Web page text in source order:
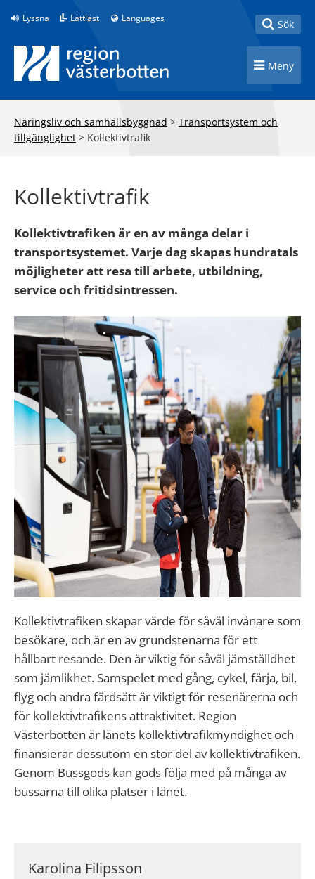
Till innehåll på sidan
Lyssna Lättläst Languages Toggle
Sök
Toggle
Meny
Näringsliv och samhällsbyggnad > Transportsystem och
tillgänglighet > Kollektivtrafik
Kollektivtrafik
Kollektivtrafiken är en av många delar i
transportsystemet. Varje dag skapas hundratals
möjligheter att resa till arbete, utbildning,
service och fritidsintressen.
Kollektivtrafiken skapar värde för såväl invånare som
besökare, och är en av grundstenarna för ett
hållbart resande. Den är viktig för såväl jämställdhet
som jämlikhet. Samspelet med gång, cykel, färja, bil,
flyg och andra färdsätt är viktigt för resenärerna och
för kollektivtrafikens attraktivitet. Region
Västerbotten är länets kollektivtrafikmyndighet och
finansierar dessutom en stor del av kollektivtrafiken.
Genom Bussgods kan gods följa med på många av
bussarna till olika platser i länet.
Karolina Filipsson